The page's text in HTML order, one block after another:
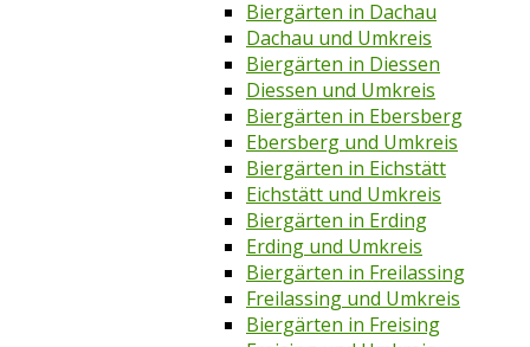
Biergärten in Dachau
Dachau und Umkreis
Biergärten in Diessen
Diessen und Umkreis
Biergärten in Ebersberg
Ebersberg und Umkreis
Biergärten in Eichstätt
Eichstätt und Umkreis
Biergärten in Erding
Erding und Umkreis
Biergärten in Freilassing
Freilassing und Umkreis
Biergärten in Freising